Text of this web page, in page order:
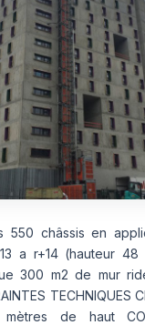
ACTUALITÉS
CONTACT
ETRE RAPPELÉ
550 châssis en
a r+14 (hauteur
300 m2 de mur
TECHNIQUES
de haut